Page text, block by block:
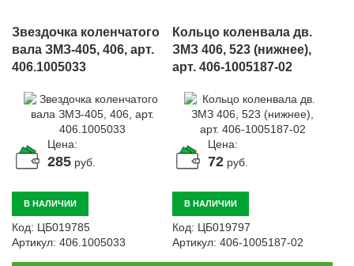
Звездочка коленчатого
вала ЗМЗ-405, 406, арт.
406.1005033
Цена:
285 руб.
В НАЛИЧИИ
Код: ЦБ019785
Артикул: 406.1005033
Кольцо коленвала дв.
ЗМЗ 406, 523 (нижнее),
арт. 406-1005187-02
Цена:
72 руб.
В НАЛИЧИИ
Код: ЦБ019797
Артикул: 406-1005187-02